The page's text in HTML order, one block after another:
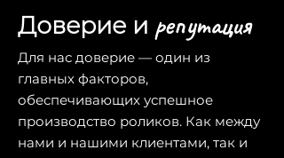
Доверие и репутация
Для нас доверие — один из
главных факторов,
обеспечивающих успешное
производство роликов. Как между
нами и нашими клиентами, так и